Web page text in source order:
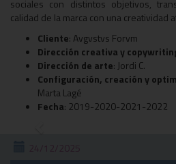
sociales con distintos objetivos,
calidad de la marca con una creatividad
Cliente: Avgvstvs Forvm
Dirección creativa y
Dirección de arte: Jordi C.
Configuración, creación y
Marta Lagé
Fecha: 2019-2020-2021-2022
24/12/2025